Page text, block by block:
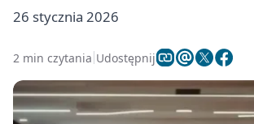
26 stycznia 2026
2 min czytania Udostępnij